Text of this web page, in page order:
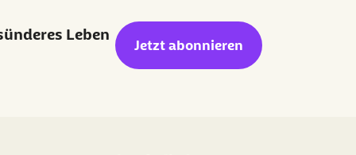
Leben
Jetzt abonnieren